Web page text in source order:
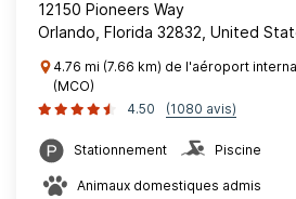
12150 Pioneers Way
Orlando, Florida 32832, United
4.76 mi (7.66 km) de l'aéroport
(MCO)
4.50
(1080 avis)
Stationnement Piscine
Animaux domestiques admis